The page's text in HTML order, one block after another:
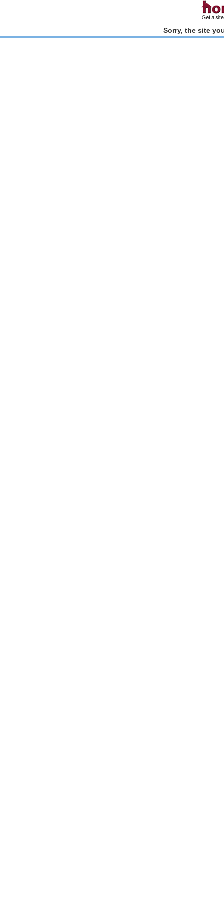
Sorry, the site